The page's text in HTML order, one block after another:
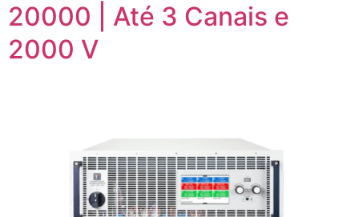
20000 | Até 3 Canais e
2000 V